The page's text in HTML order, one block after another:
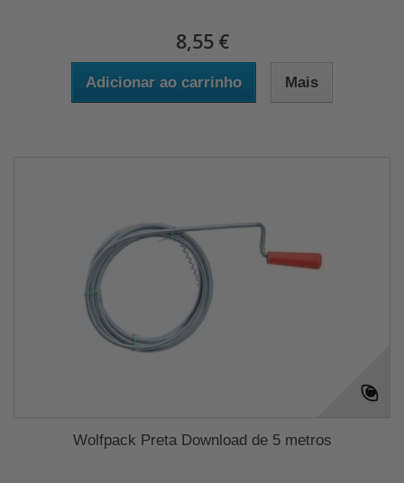
8,55 €
Adicionar ao carrinho Mais
Wolfpack Preta Download de 5 metros